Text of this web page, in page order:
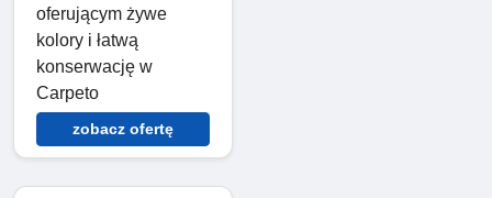
oferującym żywe
kolory i łatwą
konserwację w
Carpeto
zobacz ofertę